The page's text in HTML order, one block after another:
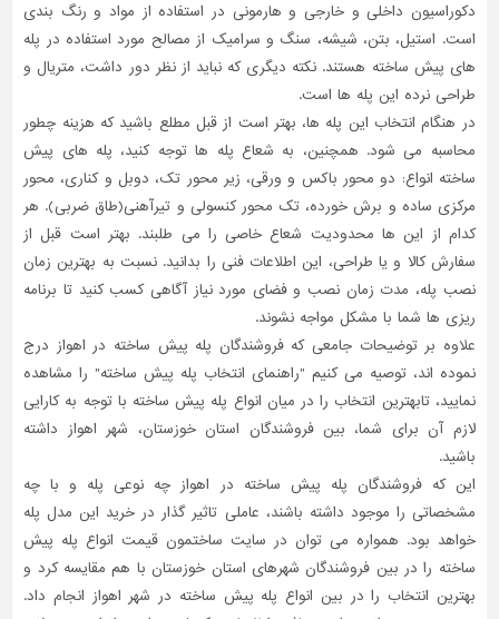
دکوراسیون داخلی و خارجی و هارمونی در استفاده از مواد و رنگ بندی
است. استیل، بتن، شیشه، سنگ و سرامیک از مصالح مورد استفاده در پله
های پیش ساخته هستند. نکته دیگری که نباید از نظر دور داشت، متریال و
طراحی نرده این پله ها است.
در هنگام انتخاب این پله ها، بهتر است از قبل مطلع باشید که هزینه چطور
محاسبه می شود. همچنین، به شعاع پله ها توجه کنید، پله های پیش
ساخته انواع: دو محور باکس و ورقی، زیر محور تک، دوبل و کناری، محور
مرکزی ساده و برش خورده، تک محور کنسولی و تیرآهنی(طاق ضربی). هر
کدام از این ها محدودیت شعاع خاصی را می طلبند. بهتر است قبل از
سفارش کالا و یا طراحی، این اطلاعات فنی را بدانید. نسبت به بهترین زمان
نصب پله، مدت زمان نصب و فضای مورد نیاز آگاهی کسب کنید تا برنامه
ریزی ها شما با مشکل مواجه نشوند.
علاوه بر توضیحات جامعی که فروشندگان پله پیش ساخته در اهواز درج
نموده اند، توصیه می کنیم "راهنمای انتخاب پله پیش ساخته" را مشاهده
نمایید، تابهترین انتخاب را در میان انواع پله پیش ساخته با توجه به کارایی
لازم آن برای شما، بین فروشندگان استان خوزستان، شهر اهواز داشته
باشید.
این که فروشندگان پله پیش ساخته در اهواز چه نوعی پله و با چه
مشخصاتی را موجود داشته باشند، عاملی تاثیر گذار در خرید این مدل پله
خواهد بود. همواره می توان در سایت ساختمون قیمت انواع پله پیش
ساخته را در بین فروشندگان شهرهای استان خوزستان با هم مقایسه کرد و
بهترین انتخاب را در بین انواع پله پیش ساخته در شهر اهواز انجام داد.